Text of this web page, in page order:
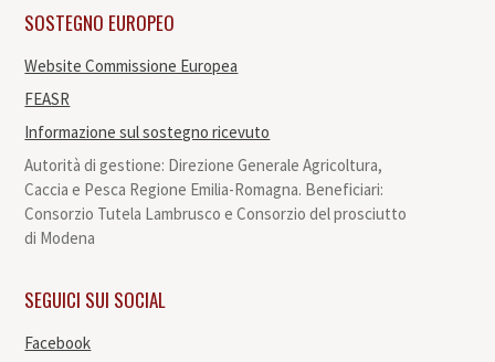
SOSTEGNO EUROPEO
Website Commissione Europea
FEASR
Informazione sul sostegno ricevuto
Autorità di gestione: Direzione Generale Agricoltura,
Caccia e Pesca Regione Emilia-Romagna. Beneficiari:
Consorzio Tutela Lambrusco e Consorzio del prosciutto
di Modena
SEGUICI SUI SOCIAL
Facebook